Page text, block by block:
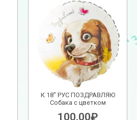
К 18″ РУС ПОЗДРАВЛЯЮ
Собака с цветком
100.00₽